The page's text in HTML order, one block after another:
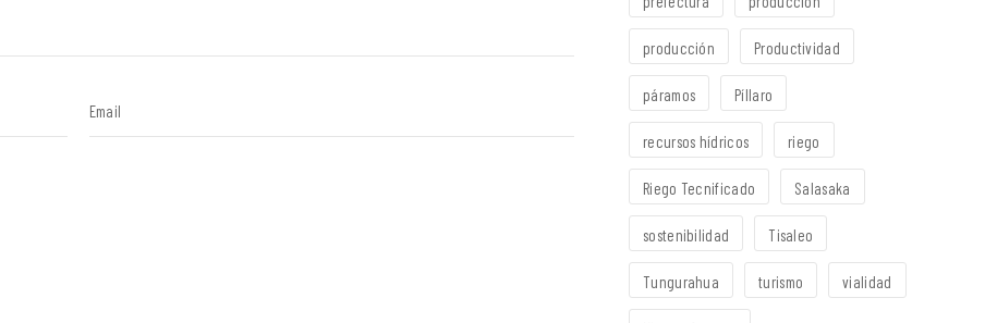
producción Productividad
páramos Píllaro
recursos hídricos riego
Riego Tecnificado Salasaka
sostenibilidad Tisaleo
Tungurahua turismo vialidad